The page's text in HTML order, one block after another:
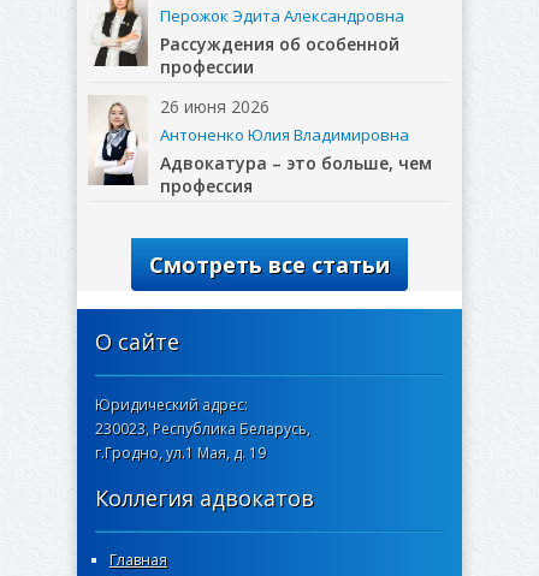
Перожок Эдита Александровна
Рассуждения об особенной
профессии
26 июня 2026
Антоненко Юлия Владимировна
Адвокатура – это больше, чем
профессия
Смотреть все статьи
О сайте
Юридический адрес:
230023, Республика Беларусь,
г.Гродно, ул.1 Мая, д. 19
Коллегия адвокатов
Главная